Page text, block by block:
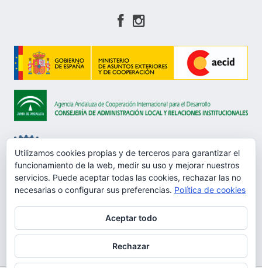
Aviso Legal
Política de privacidad
Protección de datos
Política de Cookies
Utilizamos cookies propias y de terceros para garantizar el
funcionamiento de la web, medir su uso y mejorar nuestros
servicios. Puede aceptar todas las cookies, rechazar las no
necesarias o configurar sus preferencias. Política de cookies
Aceptar todo
Rechazar